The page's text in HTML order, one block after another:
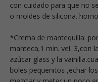
con cuidado para que no
o moldes de silicona.
*Crema de mantequilla:
manteca,1 min. vel. 3,con
azúcar glass y la
boles pequeñitos ,echar